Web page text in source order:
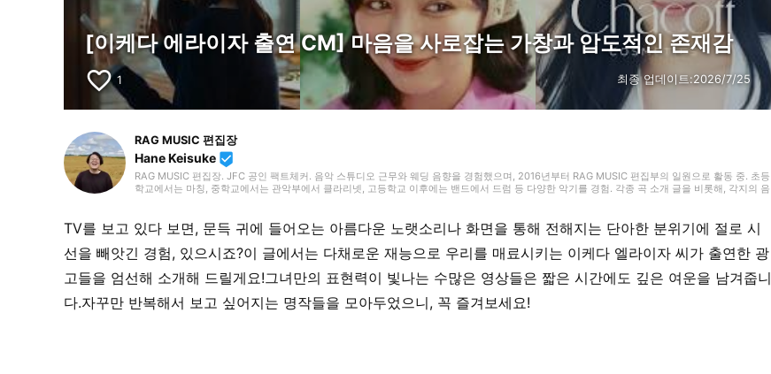
[이케다 에라이자 출연 CM] 마음을 사로잡는 가창과 압도적인 존재감
favorite_border 1 최종 업데이트:2026/7/25
RAG MUSIC 편집장
Hane Keisuke beenhere
RAG MUSIC 편집장. JFC 공인 팩트체커. 음악 스튜디오 근무와 웨딩 음향을 경험했으며, 2016년부터 RAG MUSIC 편집부의 일원으로 활동 중. 초등
학교에서는 마칭, 중학교에서는 관악부에서 클라리넷, 고등학교 이후에는 밴드에서 드럼 등 다양한 악기를 경험. 각종 곡 소개 글을 비롯해, 각지의 음
TV를 보고 있다 보면, 문득 귀에 들어오는 아름다운 노랫소리나 화면을 통해 전해지는 단아한 분위기에 절로 시
선을 빼앗긴 경험, 있으시죠?이 글에서는 다채로운 재능으로 우리를 매료시키는 이케다 엘라이자 씨가 출연한 광
고들을 엄선해 소개해 드릴게요!그녀만의 표현력이 빛나는 수많은 영상들은 짧은 시간에도 깊은 여운을 남겨줍니
다.자꾸만 반복해서 보고 싶어지는 명작들을 모아두었으니, 꼭 즐겨보세요!